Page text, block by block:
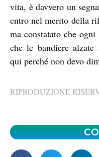
vita, è davvero un
entro nel merito della
ma constatato che
che le bandiere alzate
qui perché non devo
RIPRODUZIONE